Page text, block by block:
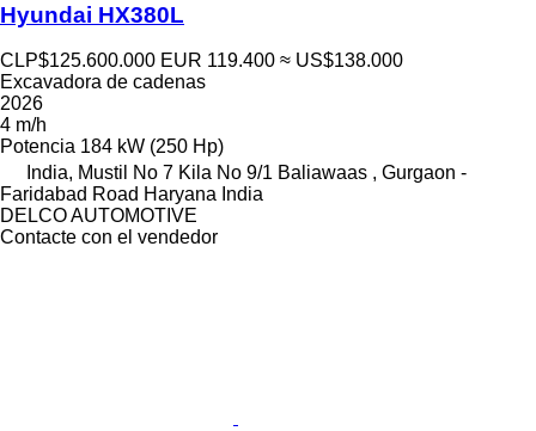
Hyundai HX380L
CLP$125.600.000 EUR 119.400 ≈ US$138.000
Excavadora de cadenas
2026
4 m/h
Potencia 184 kW (250 Hp)
India, Mustil No 7 Kila No 9/1 Baliawaas , Gurgaon -
Faridabad Road Haryana India
DELCO AUTOMOTIVE
Contacte con el vendedor